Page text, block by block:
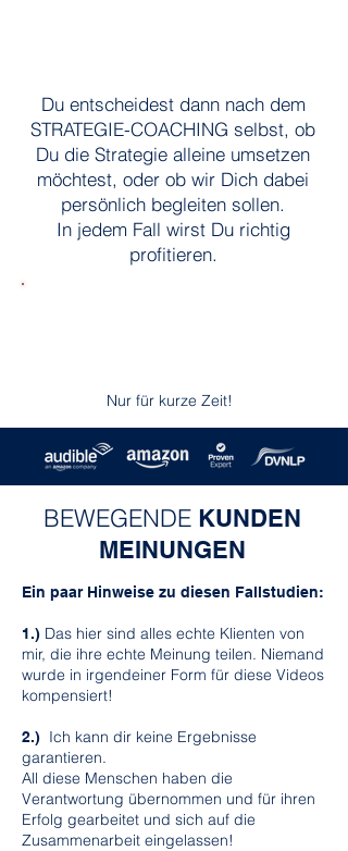
Du entscheidest dann nach dem
STRATEGIE-COACHING selbst, ob
Du die Strategie alleine umsetzen
möchtest, oder ob wir Dich dabei
persönlich begleiten sollen.
In jedem Fall wirst Du richtig
profitieren.
Nur für kurze Zeit!
BEWEGENDE KUNDEN
MEINUNGEN
Ein paar Hinweise zu diesen Fallstudien:
1.) Das hier sind alles echte Klienten von
mir, die ihre echte Meinung teilen. Niemand
wurde in irgendeiner Form für diese Videos
kompensiert!
2.) Ich kann dir keine Ergebnisse
garantieren.
All diese Menschen haben die
Verantwortung übernommen und für ihren
Erfolg gearbeitet und sich auf die
Zusammenarbeit eingelassen!